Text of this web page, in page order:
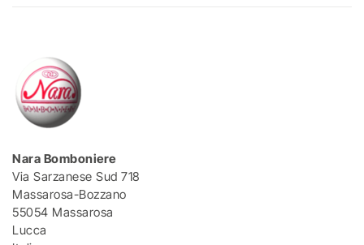
Nara Bomboniere
Via Sarzanese Sud 718
Massarosa-Bozzano
55054 Massarosa
Lucca